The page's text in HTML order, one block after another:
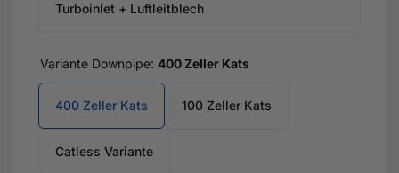
Turboinlet + Luftleitblech
Variante Downpipe: 400 Zeller Kats
400 Zeller Kats 100 Zeller Kats
Catless Variante